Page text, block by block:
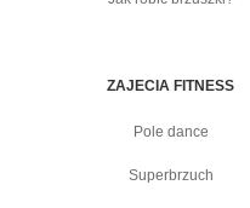
ZAJECIA FITNESS
Pole dance
Superbrzuch